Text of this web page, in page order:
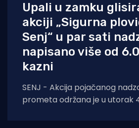
Upali u zamku
akciji „Sigurna
Senj“ u par sati
napisano više od
kazni
SENJ - Akcija pojačanog
prometa održana je u utorak